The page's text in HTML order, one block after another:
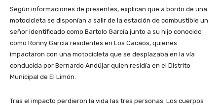
Según informaciones de presentes, explican que a bordo de una
motocicleta se disponían a salir de la estación de combustible un
señor identificado como Bartolo García junto a su hijo conocido
como Ronny García residentes en Los Cacaos, quienes
impactaron con una motocicleta que se desplazaba en la vía
conducida por Bernardo Andújar quien residía en el Distrito
Municipal de El Limón.
Tras el impacto perdieron la vida las tres personas. Los cuerpos